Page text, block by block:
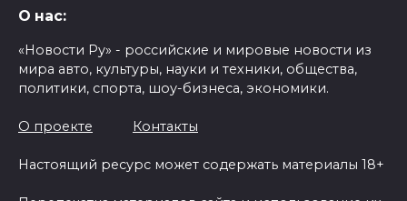
О нас:
«Новости Ру» - российские и мировые новости из
мира авто, культуры, науки и техники, общества,
политики, спорта, шоу-бизнеса, экономики.
О проекте Контакты
Настоящий ресурс может содержать материалы 18+